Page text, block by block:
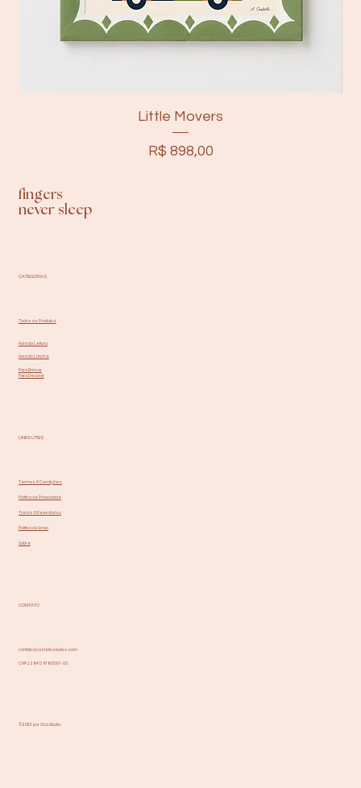
Little Movers
Preço
R$ 898,00
fingers
never sleep
CATEGORIAS
Todos os Produtos
Hora da Leitura
Hora do Lanche
Para Brincar
Para Decorar
LINKS ÚTEIS
Termos & Condições
Política de Privacidade
Trocas & Reembolso
Política de Envio
Sobre
CONTATO
contato@castellostudios.com
CNPJ: 36413476/0001-00
© 2025 por Oca Studio.